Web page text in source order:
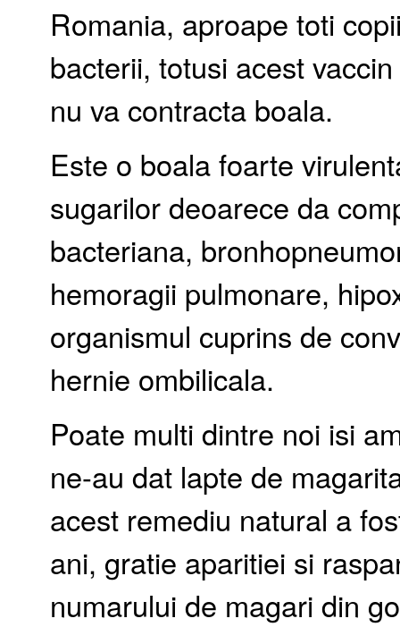
Romania, aproape toti
bacterii, totusi acest
nu va contracta boala.
Este o boala foarte
sugarilor deoarece da
bacteriana,
hemoragii pulmonare,
organismul cuprins de
hernie ombilicala.
Poate multi dintre noi isi
ne-au dat lapte de
acest remediu natural a
ani, gratie aparitiei si
numarului de magari din